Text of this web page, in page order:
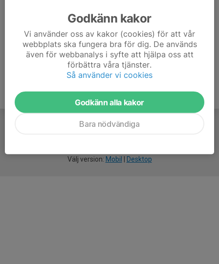
Välj version: Mobil Desktop
Godkänn kakor
Vi använder oss av kakor (cookies) för att vår
webbplats ska fungera bra för dig. De används
även för webbanalys i syfte att hjälpa oss att
förbättra våra tjänster.
Så använder vi cookies
Godkänn alla kakor
Bara nödvändiga